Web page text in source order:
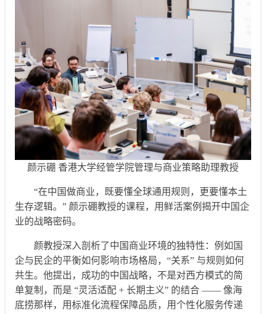
颜示硼 香港大学经管学院管理与商业策略助理教授
“在中国做商业，既要懂全球通用规则，更要懂本土
生存逻辑。” 颜示硼教授的课程，用鲜活案例揭开中国企
业的战略密码。
颜教授深入剖析了中国商业环境的独特性：例如国
企与民企的平衡如何影响市场格局，“关系” 与规则如何
共生。他提出，成功的中国战略，不是对西方模式的简
单复制，而是 “灵活适配 + 长期主义” 的结合 —— 像海
底捞那样，用标准化流程保障品质，用个性化服务传递